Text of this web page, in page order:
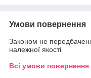
Умови повернення
Законом не
належної якості
Всі умови повернення